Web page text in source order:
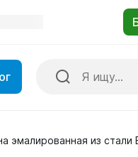
эмалированная из